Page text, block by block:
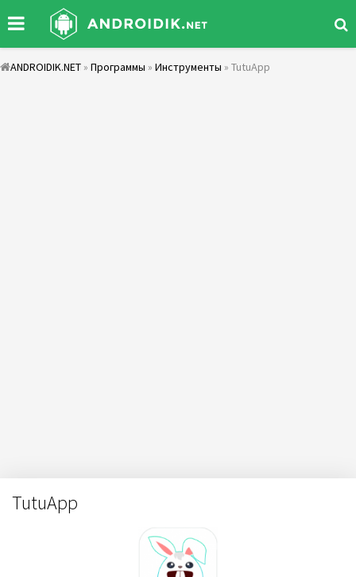
ANDROIDIK.NET » Программы » Инструменты » TutuApp
TutuApp